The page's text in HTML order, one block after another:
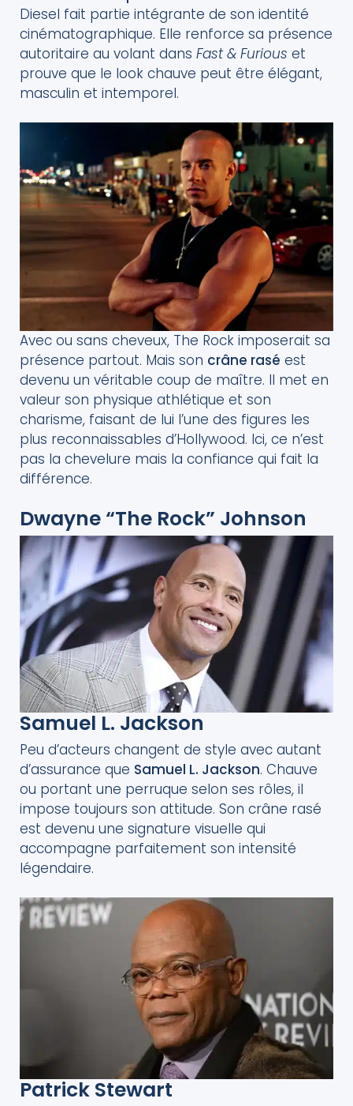
Diesel fait partie intégrante de son identité
cinématographique. Elle renforce sa présence
autoritaire au volant dans Fast & Furious et
prouve que le look chauve peut être élégant,
masculin et intemporel.
Avec ou sans cheveux, The Rock imposerait sa
présence partout. Mais son crâne rasé est
devenu un véritable coup de maître. Il met en
valeur son physique athlétique et son
charisme, faisant de lui l’une des figures les
plus reconnaissables d’Hollywood. Ici, ce n’est
pas la chevelure mais la confiance qui fait la
différence.
Dwayne “The Rock” Johnson
Samuel L. Jackson
Peu d’acteurs changent de style avec autant
d’assurance que Samuel L. Jackson. Chauve
ou portant une perruque selon ses rôles, il
impose toujours son attitude. Son crâne rasé
est devenu une signature visuelle qui
accompagne parfaitement son intensité
légendaire.
Patrick Stewart